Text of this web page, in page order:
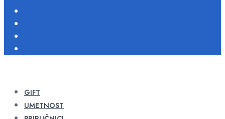
GIFT
UMETNOST